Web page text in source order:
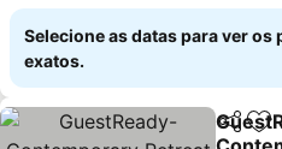
Selecione as datas para ver os
exatos.